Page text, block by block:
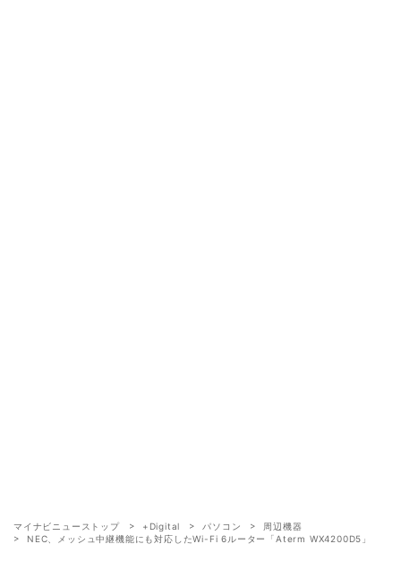
マイナビニューストップ +Digital パソコン
周辺機器
NEC、メッシュ中継機能にも対応したWi-Fi 6ルーター「Aterm WX4200D5」